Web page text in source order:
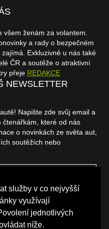
služby v co nejvyšší
využívají
jednotlivých
níže.
ženám za volantem.
a rady o bezpečném
Exkluzivně u nás také
ČR a soutěže o atraktivní
přeje REDAKCE
NEWSLETTER
Napište zde svůj email a
čtenářkám, které od nás
o novinkách ze světa aut,
soutěžích nebo